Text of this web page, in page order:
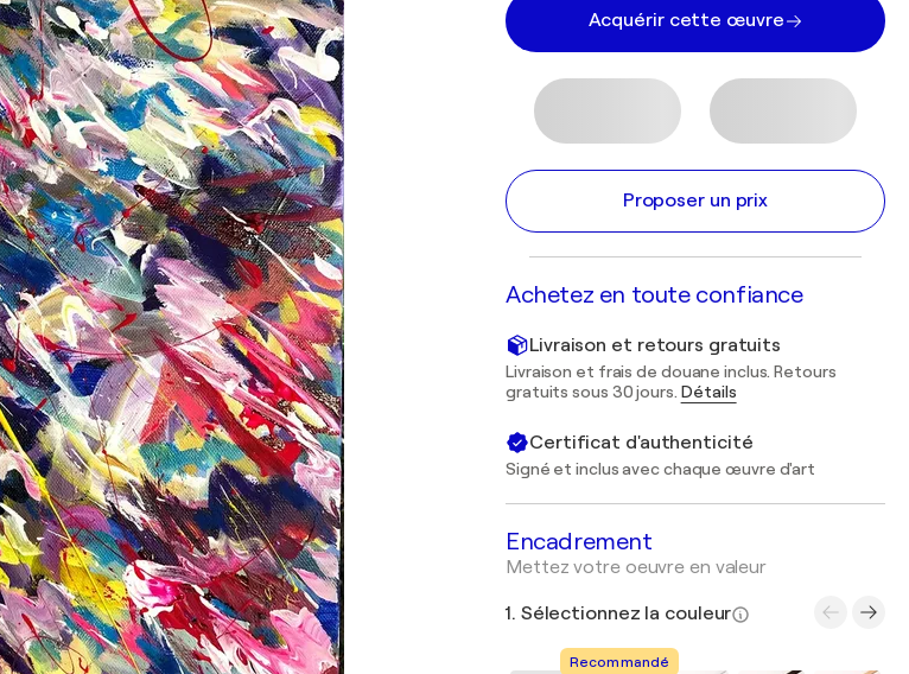
Acquérir cette œuvre
Proposer un prix
Achetez en toute confiance
Livraison et retours gratuits
Livraison et frais de douane inclus. Retours
gratuits sous 30 jours. Détails
Certificat d'authenticité
Signé et inclus avec chaque œuvre d'art
Encadrement
Mettez votre oeuvre en valeur
1. Sélectionnez la couleur
Recommandé